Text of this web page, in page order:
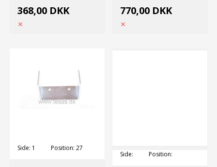
368,00 DKK 770,00 DKK
Side: 1 Position: 27
Side: Position: